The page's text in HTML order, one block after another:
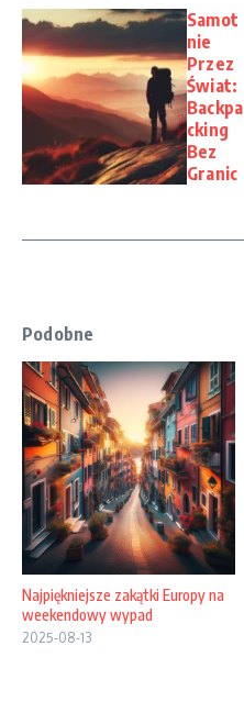
Samot
nie
Przez
Świat:
Backpa
cking
Bez
Granic
Podobne
Najpiękniejsze zakątki Europy na
weekendowy wypad
2025-08-13